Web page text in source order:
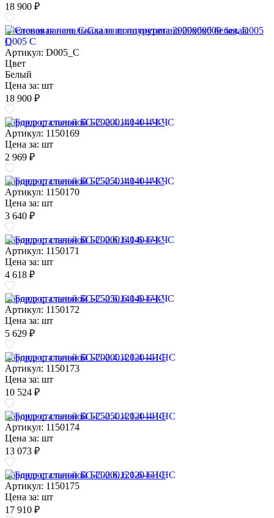
18 900 ₽
Стеновая панель Скала из полиуретана 2900х600 белая, D005
C
Артикул: D005_C
Цвет
Белый
Цена за: шт
18 900 ₽
Бордюр стальной БС-200.4.140-4-I-ЧС
Артикул: 1150169
Цена за: шт
2 969 ₽
Бордюр стальной БС-250.4.140-4-I-ЧС
Артикул: 1150170
Цена за: шт
3 640 ₽
Бордюр стальной БС-200.6.140-6-I-ЧС
Артикул: 1150171
Цена за: шт
4 618 ₽
Бордюр стальной БС-250.6.140-6-I-ЧС
Артикул: 1150172
Цена за: шт
5 629 ₽
Бордюр стальной БС-200.4.120-4-I-НС
Артикул: 1150173
Цена за: шт
10 524 ₽
Бордюр стальной БС-250.4.120-4-I-НС
Артикул: 1150174
Цена за: шт
13 073 ₽
Бордюр стальной БС-200.6.120-6-I-НС
Артикул: 1150175
Цена за: шт
17 910 ₽